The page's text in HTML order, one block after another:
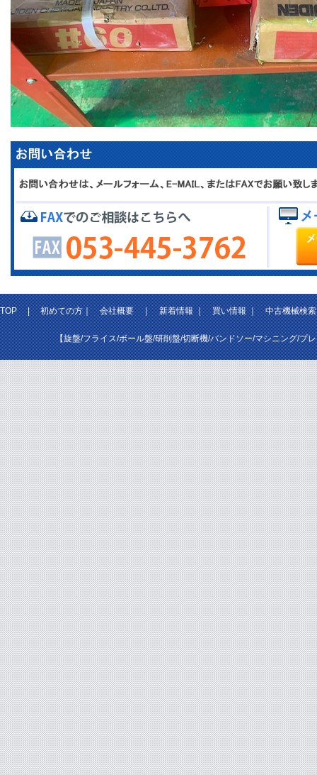
TOP|初めての方｜会社概要｜新着情報｜買い情報｜中古機械検索
【旋盤/フライス/ボール盤/研削盤/切断機/バンドソー/マシニング/プ